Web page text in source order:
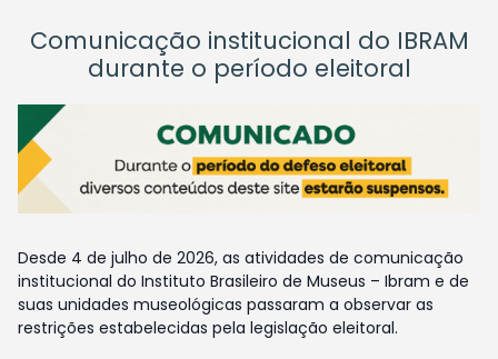
Comunicação institucional do IBRAM
durante o período eleitoral
Desde 4 de julho de 2026, as atividades de comunicação
institucional do Instituto Brasileiro de Museus – Ibram e de
suas unidades museológicas passaram a observar as
restrições estabelecidas pela legislação eleitoral.